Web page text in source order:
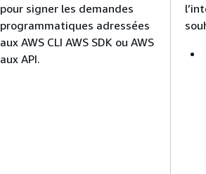
pour signer les demandes
programmatiques adressées
aux AWS CLI AWS SDK ou AWS
aux API.